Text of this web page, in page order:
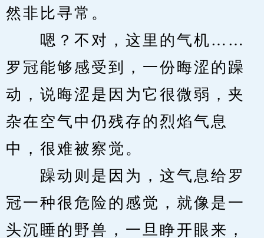
然非比寻常。
嗯？不对，这里的气机……
罗冠能够感受到，一份晦涩的躁
动，说晦涩是因为它很微弱，夹
杂在空气中仍残存的烈焰气息
中，很难被察觉。
躁动则是因为，这气息给罗
冠一种很危险的感觉，就像是一
头沉睡的野兽，一旦睁开眼来，